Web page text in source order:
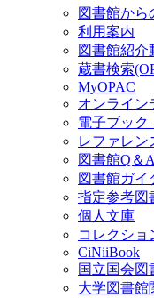
図書館から
利用案内
図書館紹介
蔵書検索
MyOPAC
オンライン
電子ブック
レファレン
図書館Q＆A
図書館ガイ
指定参考図
個人文庫
コレクショ
CiNiiBook
国立国会図
大学図書館